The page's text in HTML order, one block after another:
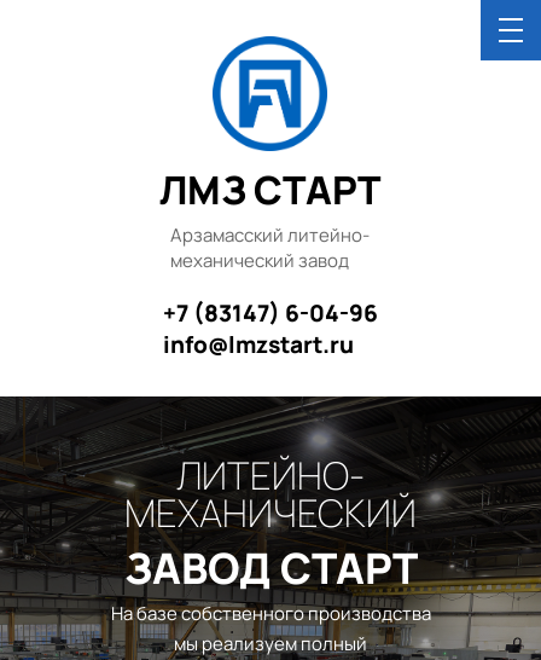
ЛМЗ СТАРТ
Арзамасский литейно-
механический завод
+7 (83147) 6-04-96
info@lmzstart.ru
На базе собственного производства
мы реализуем полный
ЛИТЕЙНО-
МЕХАНИЧЕСКИЙ
ЗАВОД СТАРТ